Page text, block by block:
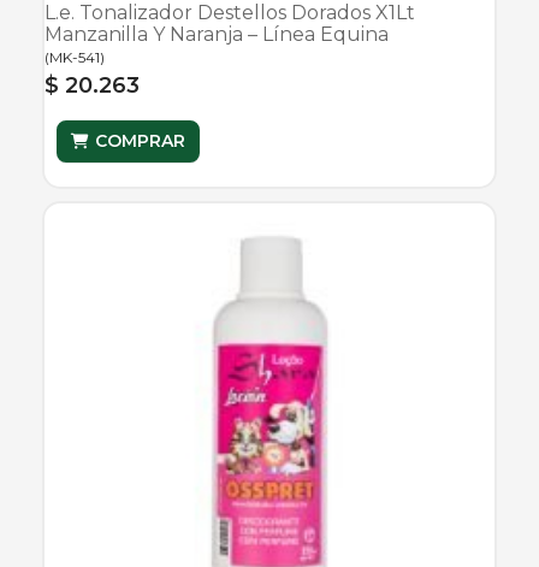
L.e. Tonalizador Destellos Dorados X1Lt
Manzanilla Y Naranja – Línea Equina
(MK-541)
$ 20.263
COMPRAR